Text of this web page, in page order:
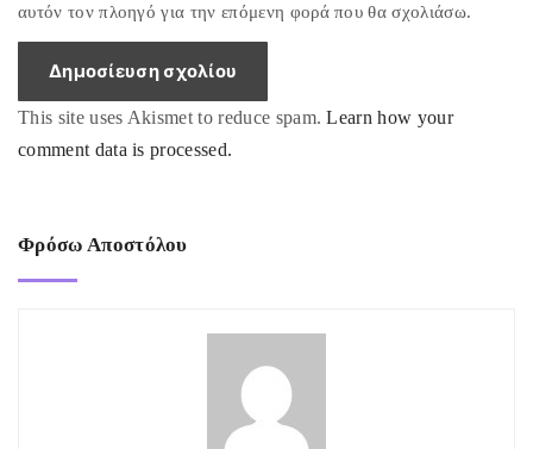
i
l
αυτόν τον πλοηγό για την επόμενη φορά που θα σχολιάσω.
This site uses Akismet to reduce spam.Learn how your
comment data is processed.
Φρόσω Αποστόλου